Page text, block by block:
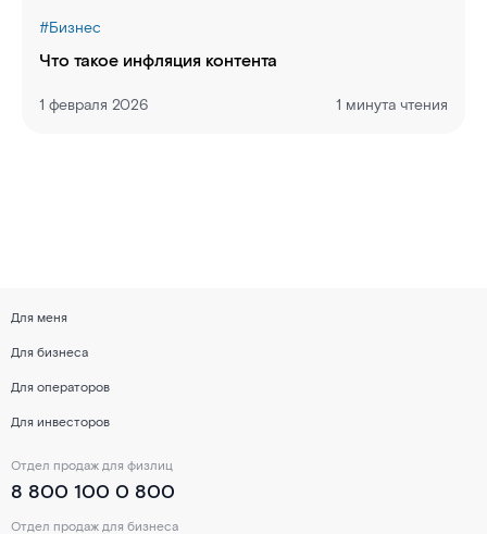
#Бизнес
Что такое инфляция контента
1 февраля 2026 1 минута чтения
Для меня
Для бизнеса
Для операторов
Для инвесторов
Отдел продаж для бизнеса
Отдел продаж для физлиц
8 800 100 0 800